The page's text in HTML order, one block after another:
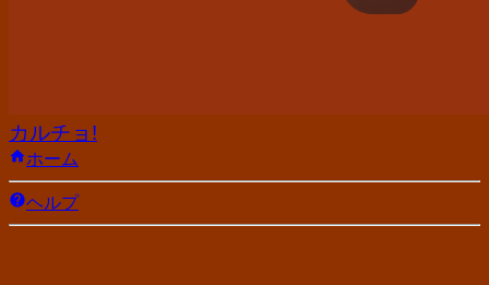
カルチョ!
ホーム
ヘルプ